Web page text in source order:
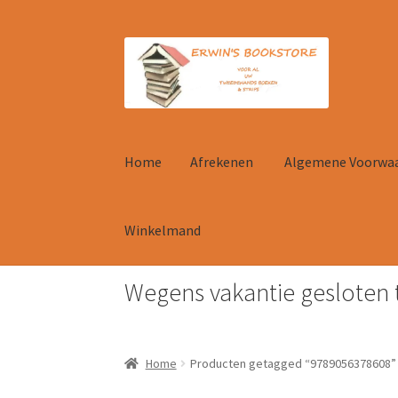
door
naar
navigatie
naar
inhoud
Home Afrekenen Algemene
Winkelmand
HomeAfrekenenAlgemene Voorwaarden
Wegens vakantie
Home Producten getagged “9789056378608”